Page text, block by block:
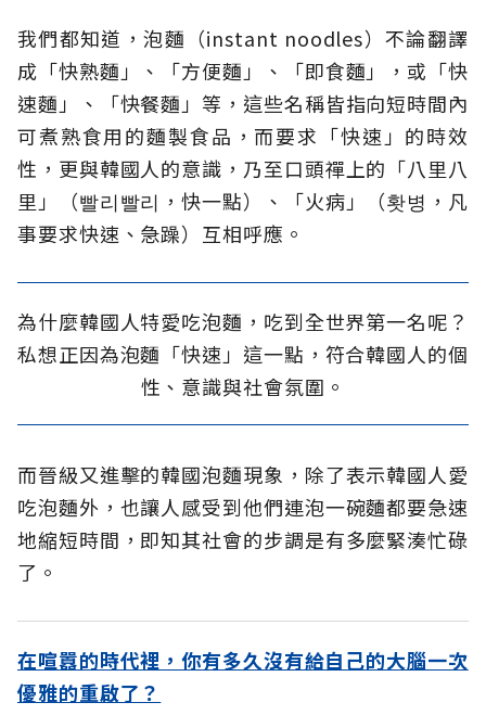
我們都知道，泡麵（instant noodles）不論翻譯
成「快熟麵」、「方便麵」、「即食麵」，或「快
速麵」、「快餐麵」等，這些名稱皆指向短時間內
可煮熟食用的麵製食品，而要求「快速」的時效
性，更與韓國人的意識，乃至口頭禪上的「八里八
里」（빨리빨리，快一點）、「火病」（홧병，凡
事要求快速、急躁）互相呼應。
為什麼韓國人特愛吃泡麵，吃到全世界第一名呢？
私想正因為泡麵「快速」這一點，符合韓國人的個
性、意識與社會氛圍。
而晉級又進擊的韓國泡麵現象，除了表示韓國人愛
吃泡麵外，也讓人感受到他們連泡一碗麵都要急速
地縮短時間，即知其社會的步調是有多麼緊湊忙碌
了。
在喧囂的時代裡，你有多久沒有給自己的大腦一次
優雅的重啟了？